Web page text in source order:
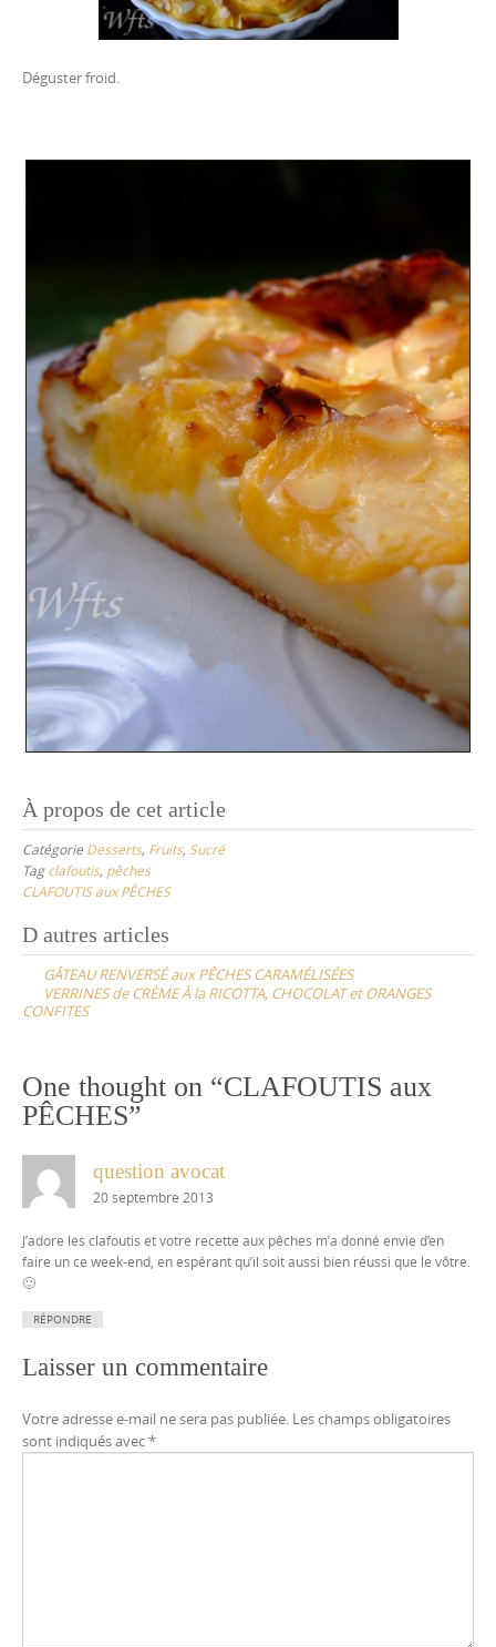
Déguster froid.
À propos de cet article
Catégorie Desserts, Fruits, Sucré
Tagclafoutis, pêches
CLAFOUTIS aux PÊCHES
Post
navigation
D autres articles
GÂTEAU RENVERSÉ aux PÊCHES CARAMÉLISÉES
VERRINES de CRÈME À la RICOTTA, CHOCOLAT et ORANGES
CONFITES
One thought on “CLAFOUTIS aux
PÊCHES”
question avocat
20 septembre 2013
J’adore les clafoutis et votre recette aux pêches m’a donné envie d’en
faire un ce week-end, en espérant qu’il soit aussi bien réussi que le vôtre.
🙂
RÉPONDRE
Laisser un commentaire
Votre adresse e-mail ne sera pas publiée. Les champs obligatoires
sont indiqués avec*